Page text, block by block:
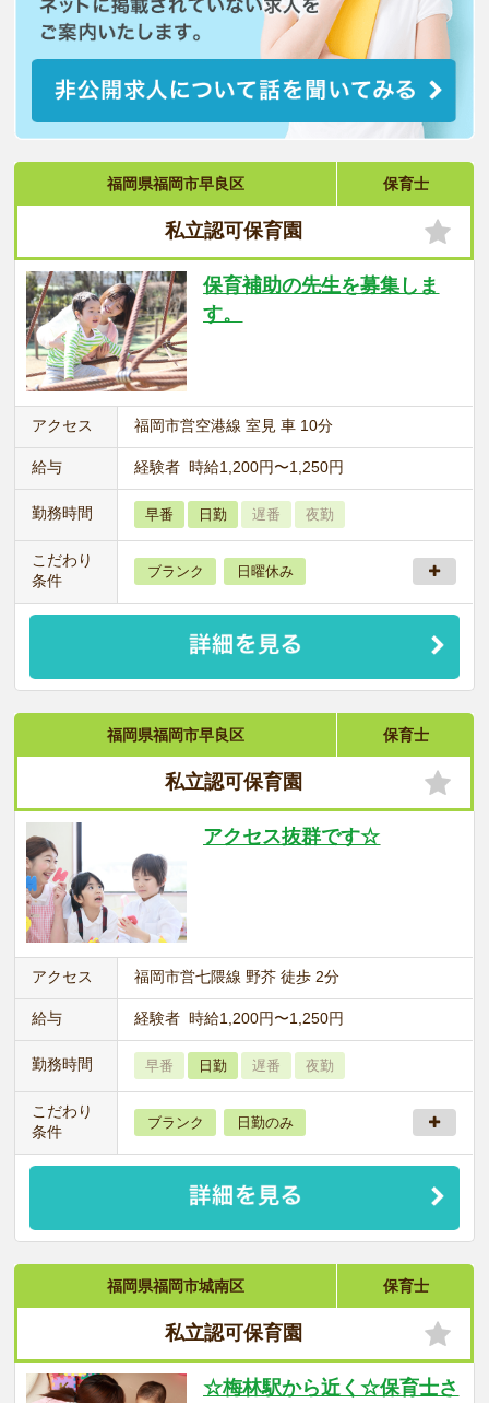
福岡県福岡市早良区 保育士
私立認可保育園
保育補助の先生を募集しま
す。
アクセス 福岡市営空港線 室見 車 10分
給与 経験者 時給1,200円〜1,250円
勤務時間 早番 日勤 遅番 夜勤
こだわり
条件
ブランク 日曜休み
福岡県福岡市早良区 保育士
私立認可保育園
アクセス抜群です☆
アクセス 福岡市営七隈線 野芥 徒歩 2分
給与 経験者 時給1,200円〜1,250円
勤務時間 早番 日勤 遅番 夜勤
こだわり
条件
ブランク 日勤のみ
福岡県福岡市城南区 保育士
私立認可保育園
☆梅林駅から近く☆保育士さ